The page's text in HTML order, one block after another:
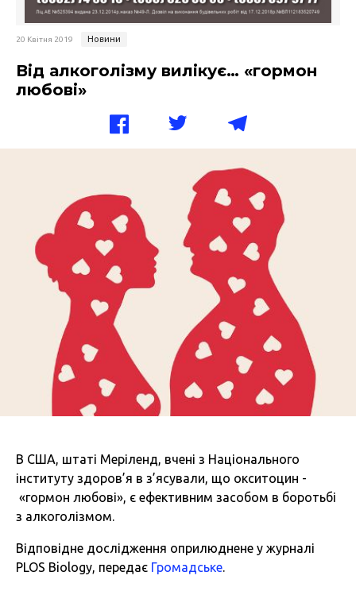
20 Квітня 2019 Новини
Від алкоголізму вилікує… «гормон
любові»
В США, штаті Меріленд, вчені з Національного
інституту здоров’я в з’ясували, що окситоцин -
«гормон любові», є ефективним засобом в боротьбі
з алкоголізмом.
Відповідне дослідження оприлюднене у журналі
PLOS Biology, передає Громадське.